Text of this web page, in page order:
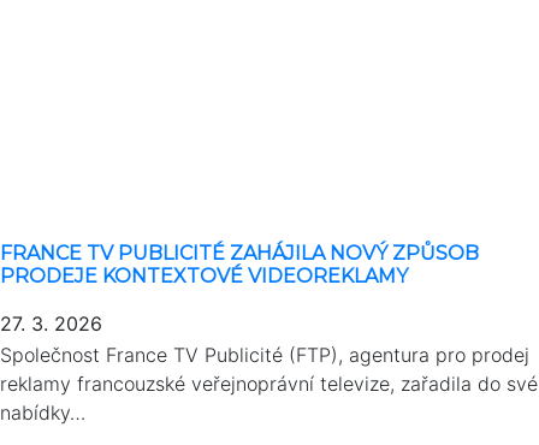
FRANCE TV PUBLICITÉ ZAHÁJILA NOVÝ ZPŮSOB
PRODEJE KONTEXTOVÉ VIDEOREKLAMY
27. 3. 2026
Společnost France TV Publicité (FTP), agentura pro prodej
reklamy francouzské veřejnoprávní televize, zařadila do své
nabídky…